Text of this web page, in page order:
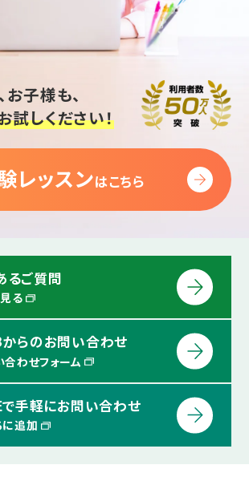
子様も、
試しください！
レッスンはこちら
るご質問
る
らのお問い合わせ
合わせフォーム
手軽にお問い合わせ
に追加